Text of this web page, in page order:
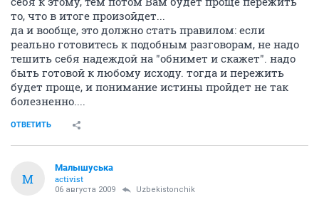
то, что в итоге произойдет...
да и вообще, это должно стать правилом: если
реально готовитесь к подобным разговорам, не надо
тешить себя надеждой на "обнимет и скажет". надо
быть готовой к любому исходу. тогда и пережить
будет проще, и понимание истины пройдет не так
болезненно....
ОТВЕТИТЬ
М
Малышуська
activist
06 августа 2009 Uzbekistonchik